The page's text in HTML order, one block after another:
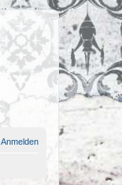
Anmelden